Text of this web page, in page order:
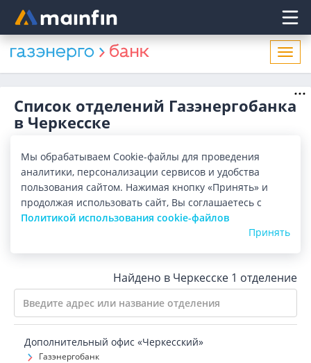
Главное меню
Список отделений Газэнергобанка
в Черкесске
адресов, поиск ближайшего отделения Газэнергобанка в
Черкесске по адресу, названию. Часы работы, телефоны,
контактные данные.
Показать весь
Карта
Найдено в Черкесске 1 отделение
Дополнительный офис «Черкесский»
Газэнергобанк
Мы обрабатываем Cookie-файлы для проведения
аналитики, персонализации сервисов и удобства
пользования сайтом. Нажимая кнопку «Принять» и
продолжая использовать сайт, Вы соглашаетесь с
Политикой использования cookie-файлов
Принять